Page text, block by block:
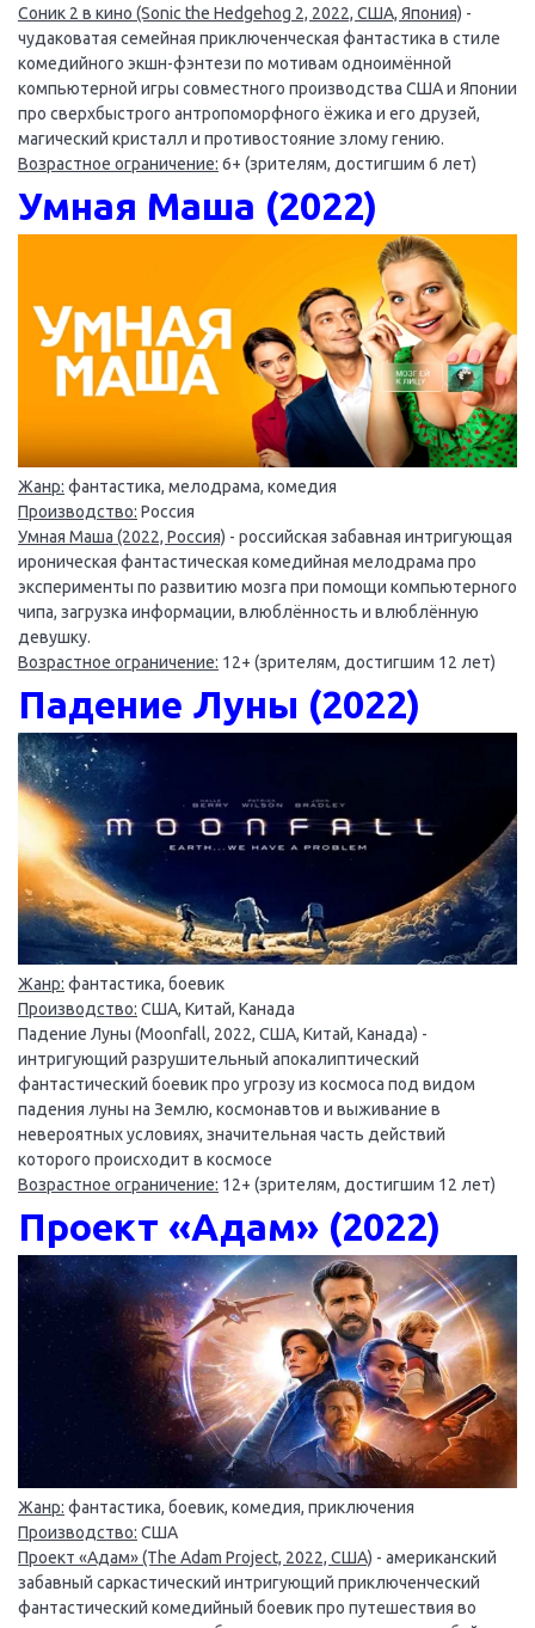
Соник 2 в кино (Sonic the Hedgehog 2, 2022, США, Япония) -
чудаковатая семейная приключенческая фантастика в стиле
комедийного экшн-фэнтези по мотивам одноимённой
компьютерной игры совместного производства США и Японии
про сверхбыстрого антропоморфного ёжика и его друзей,
магический кристалл и противостояние злому гению.
Возрастное ограничение: 6+ (зрителям, достигшим 6 лет)
Умная Маша (2022)
Жанр: фантастика, мелодрама, комедия
Производство: Россия
Умная Маша (2022, Россия) - российская забавная интригующая
ироническая фантастическая комедийная мелодрама про
эксперименты по развитию мозга при помощи компьютерного
чипа, загрузка информации, влюблённость и влюблённую
девушку.
Возрастное ограничение: 12+ (зрителям, достигшим 12 лет)
Падение Луны (2022)
Жанр: фантастика, боевик
Производство: США, Китай, Канада
Падение Луны (Moonfall, 2022, США, Китай, Канада) -
интригующий разрушительный апокалиптический
фантастический боевик про угрозу из космоса под видом
падения луны на Землю, космонавтов и выживание в
невероятных условиях, значительная часть действий
которого происходит в космосе
Возрастное ограничение: 12+ (зрителям, достигшим 12 лет)
Проект «Адам» (2022)
Жанр: фантастика, боевик, комедия, приключения
Производство: США
Проект «Адам» (The Adam Project, 2022, США) - американский
забавный саркастический интригующий приключенческий
фантастический комедийный боевик про путешествия во